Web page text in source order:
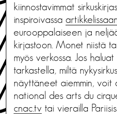
kiinnostavimmat
inspiroivassa
eurooppalaiseen ja
kirjastoon. Monet niistä
myös verkossa. Jos haluat
tarkastella, miltä
näyttäneet aiemmin, voit
national des arts du
cnac.tv tai vierailla